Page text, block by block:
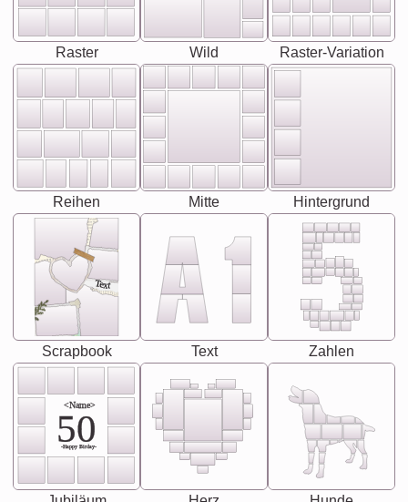
Raster Wild Raster-Variation
Reihen Mitte Hintergrund
Text
Scrapbook Text Zahlen
<Name>
50
-Happy Birday-